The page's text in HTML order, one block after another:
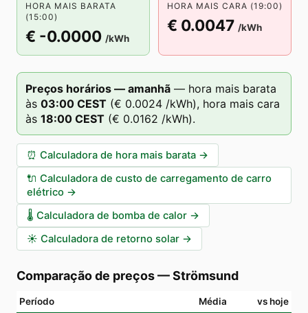
HORA MAIS BARATA
(15:00)
€ -0.0000 /kWh
HORA MAIS CARA (19:00)
€ 0.0047 /kWh
Preços horários — amanhã — hora mais barata
às 03:00 CEST (€ 0.0024 /kWh), hora mais cara
às 18:00 CEST (€ 0.0162 /kWh).
⏰ Calculadora de hora mais barata →
🔌 Calculadora de custo de carregamento de carro
elétrico →
🌡️ Calculadora de bomba de calor →
☀️ Calculadora de retorno solar →
Comparação de preços—Strömsund
Período Média vs hoje